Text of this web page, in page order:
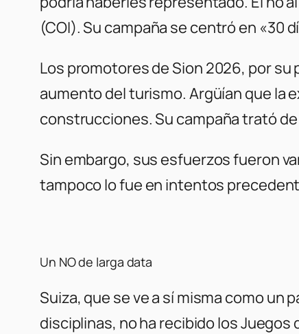
(COI). Su campaña se centró en «30
Los promotores de Sion 2026, por
aumento del turismo. Argüían que la
construcciones. Su campaña trató
Sin embargo, sus esfuerzos fueron
tampoco lo fue en intentos
Un NO de larga data
Suiza, que se ve a sí misma como
disciplinas, no ha recibido los Juegos